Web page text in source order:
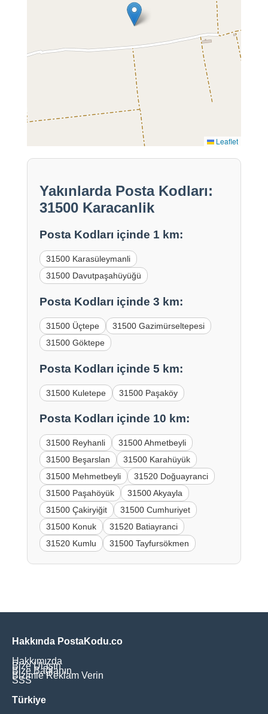
Leaflet
Yakınlarda Posta Kodları:
31500 Karacanlik
Posta Kodları içinde 1 km:
31500 Karasüleymanli
31500 Davutpaşahüyüğü
Posta Kodları içinde 3 km:
31500 Üçtepe
31500 Gazimürseltepesi
31500 Göktepe
Posta Kodları içinde 5 km:
31500 Kuletepe 31500 Paşaköy
Posta Kodları içinde 10 km:
31500 Reyhanli
31500 Ahmetbeyli
31500 Beşarslan
31500 Karahüyük
31500 Mehmetbeyli
31520 Doğuayranci
31500 Paşahöyük
31500 Akyayla
31500 Çakiryiğit
31500 Cumhuriyet
31500 Konuk
31520 Batiayranci
31520 Kumlu
31500 Tayfursökmen
Hakkında PostaKodu.co
Hakkımızda
Bize Ulaşın
Bize Bağlanın
Bizimle Reklam Verin
SSS
Türkiye